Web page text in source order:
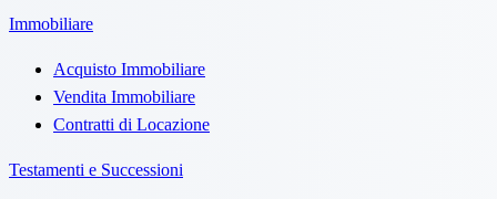
Immobiliare
Acquisto Immobiliare
Vendita Immobiliare
Contratti di Locazione
Testamenti e Successioni